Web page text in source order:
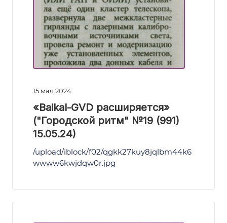
15 мая 2024
«Baikal-GVD расширяется»
("Городской ритм" №19 (991)
15.05.24)
/upload/iblock/f02/qgkk27kuy8jqlbm44k6
wwww6kwjdqw0r.jpg